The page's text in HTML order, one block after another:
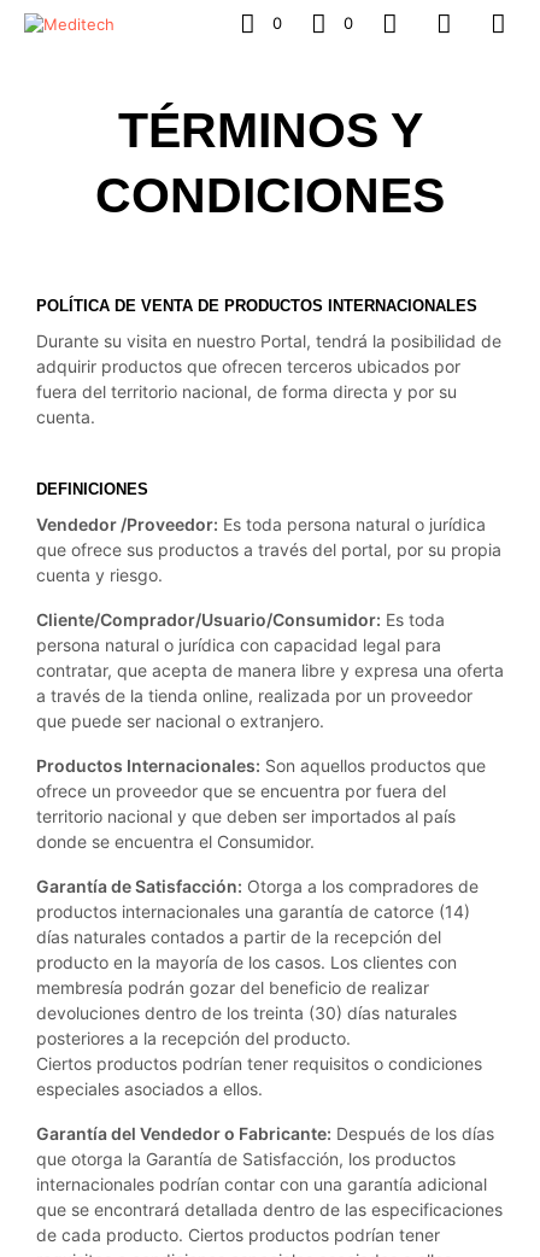
0 0
TÉRMINOS Y
CONDICIONES
POLÍTICA DE VENTA DE PRODUCTOS INTERNACIONALES
Durante su visita en nuestro Portal, tendrá la posibilidad de
adquirir productos que ofrecen terceros ubicados por
fuera del territorio nacional, de forma directa y por su
cuenta.
DEFINICIONES
Vendedor /Proveedor: Es toda persona natural o jurídica
que ofrece sus productos a través del portal, por su propia
cuenta y riesgo.
Cliente/Comprador/Usuario/Consumidor: Es toda
persona natural o jurídica con capacidad legal para
contratar, que acepta de manera libre y expresa una oferta
a través de la tienda online, realizada por un proveedor
que puede ser nacional o extranjero.
Productos Internacionales: Son aquellos productos que
ofrece un proveedor que se encuentra por fuera del
territorio nacional y que deben ser importados al país
donde se encuentra el Consumidor.
Garantía de Satisfacción: Otorga a los compradores de
productos internacionales una garantía de catorce (14)
días naturales contados a partir de la recepción del
producto en la mayoría de los casos. Los clientes con
membresía podrán gozar del beneficio de realizar
devoluciones dentro de los treinta (30) días naturales
posteriores a la recepción del producto.
Ciertos productos podrían tener requisitos o condiciones
especiales asociados a ellos.
Garantía del Vendedor o Fabricante: Después de los días
que otorga la Garantía de Satisfacción, los productos
internacionales podrían contar con una garantía adicional
que se encontrará detallada dentro de las especificaciones
de cada producto. Ciertos productos podrían tener